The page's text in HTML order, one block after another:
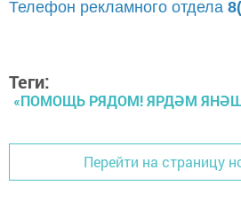
Телефон рекламного отдела
Теги:
«ПОМОЩЬ РЯДОМ! ЯРДӘМ
Перейти на страницу